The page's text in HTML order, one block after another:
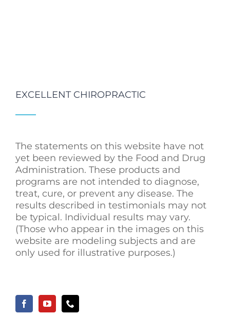
EXCELLENT CHIROPRACTIC
The statements on this website have not
yet been reviewed by the Food and Drug
Administration. These products and
programs are not intended to diagnose,
treat, cure, or prevent any disease. The
results described in testimonials may not
be typical. Individual results may vary.
(Those who appear in the images on this
website are modeling subjects and are
only used for illustrative purposes.)